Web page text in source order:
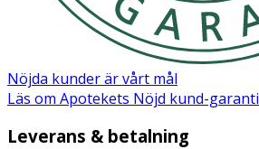
Nöjda kunder är vårt mål
Läs om Apotekets Nöjd kund-garanti
Leverans & betalning